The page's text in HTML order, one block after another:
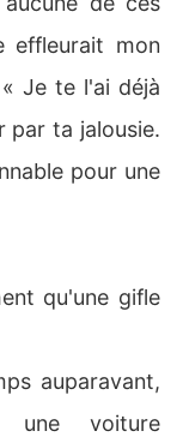
effleurait mon
Je te l'ai déjà
par ta jalousie.
pour une
qu'une gifle
auparavant,
une voiture